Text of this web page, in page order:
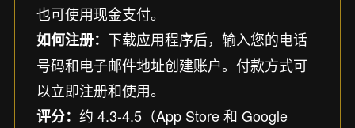
也可使用现金支付。
如何注册： 下载应用程序后，输入您的电话
号码和电子邮件地址创建账户。付款方式可
以立即注册和使用。
评分： 约 4.3-4.5（App Store 和 Google